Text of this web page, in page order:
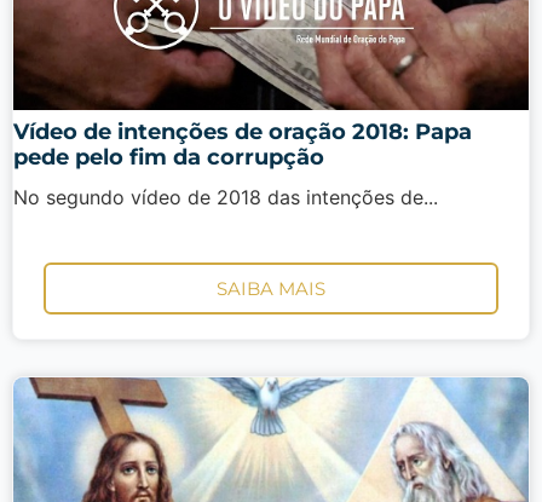
Vídeo de intenções de oração 2018: Papa
pede pelo fim da corrupção
No segundo vídeo de 2018 das intenções de...
SAIBA MAIS